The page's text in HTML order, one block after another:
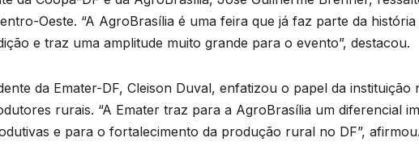
Oeste. “A AgroBrasília é uma feira que já faz parte da
e traz uma amplitude muito grande para o evento”, destacou.
da Emater-DF, Cleison Duval, enfatizou o papel da
rurais. “A Emater traz para a AgroBrasília um diferencial
e para o fortalecimento da produção rural no DF”, afirmou.